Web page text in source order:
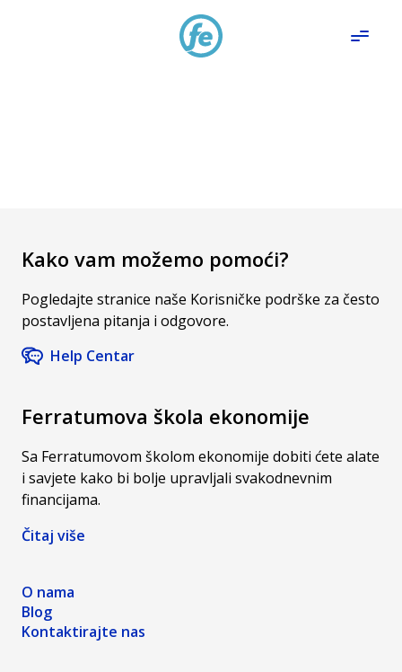
Kako vam možemo pomoći?
Pogledajte stranice naše Korisničke podrške za često
postavljena pitanja i odgovore.
Help Centar
Ferratumova škola ekonomije
Sa Ferratumovom školom ekonomije dobiti ćete alate
i savjete kako bi bolje upravljali svakodnevnim
financijama.
Čitaj više
O nama
Blog
Kontaktirajte nas